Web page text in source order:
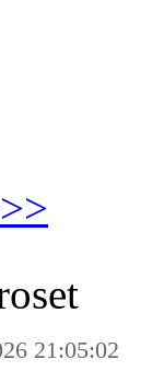
21:05:02